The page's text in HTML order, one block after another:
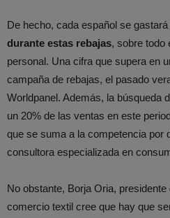
De hecho, cada español se
durante estas rebajas, sobre todo
personal. Una cifra que supera en
campaña de rebajas, el pasado
Worldpanel. Además, la búsqueda
un 20% de las ventas en este
que se suma a la competencia por
consultora especializada en
No obstante, Borja Oria,
comercio textil cree que hay que